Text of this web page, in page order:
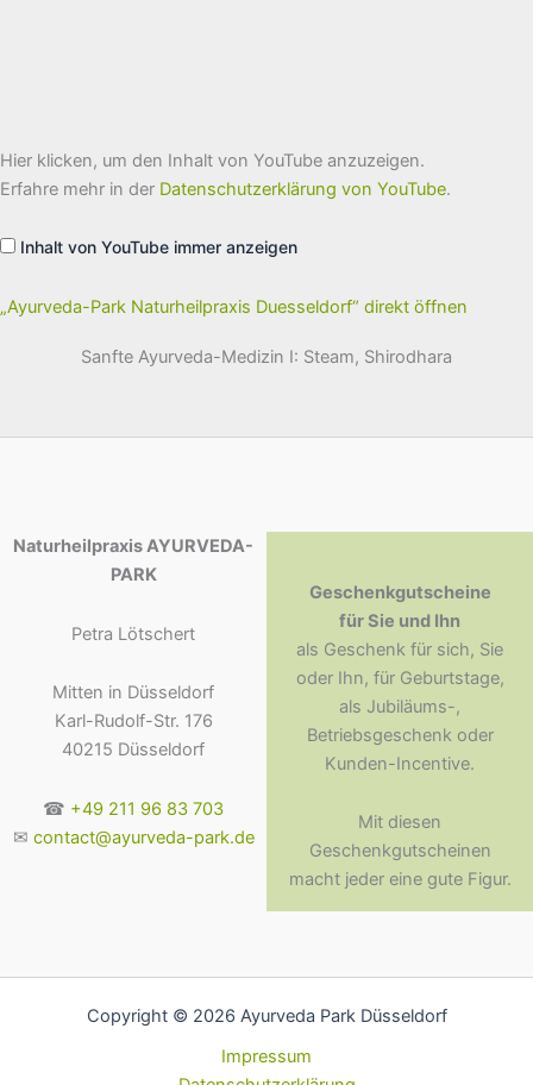
„Ayurveda-
Park
Naturheilpraxis
YouTube
anzeigen
Hier klicken, um den Inhalt von YouTube anzuzeigen.
Erfahre mehr in der Datenschutzerklärung von YouTube.
Inhalt von YouTube immer anzeigen
„Ayurveda-Park Naturheilpraxis Duesseldorf“ direkt öffnen
Sanfte Ayurveda-Medizin I: Steam, Shirodhara
Naturheilpraxis AYURVEDA-
PARK
Petra Lötschert
Mitten in Düsseldorf
Karl-Rudolf-Str. 176
40215 Düsseldorf
☎ +49 211 96 83 703
✉ contact@ayurveda-park.de
Geschenkgutscheine
für Sie und Ihn
als Geschenk für sich, Sie
oder Ihn, für Geburtstage,
als Jubiläums-,
Betriebsgeschenk oder
Kunden-Incentive.
Mit diesen
Geschenkgutscheinen
macht jeder eine gute Figur.
Copyright © 2026 Ayurveda Park Düsseldorf
Impressum